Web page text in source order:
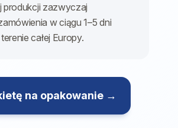
produkcji zazwyczaj
w ciągu 1–5 dni
całej Europy.
na opakowanie →